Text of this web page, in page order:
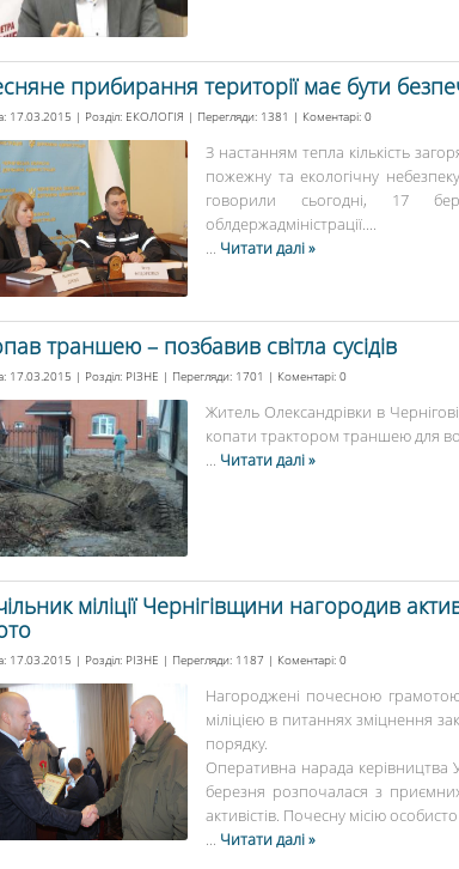
прибирання території має бути
17.03.2015 | Розділ: ЕКОЛОГІЯ | Перегляди: 1381 | Коментарі: 0
З настанням тепла кількість
пожежну та екологічну
говорили сьогодні, 17
облдержадміністрації....
... Читати далі »
траншею – позбавив світла сусідів
17.03.2015 | Розділ: РІЗНЕ | Перегляди: 1701 | Коментарі: 0
Житель Олександрівки в
копати трактором траншею для
... Читати далі »
міліції Чернігівщини нагородив
17.03.2015 | Розділ: РІЗНЕ | Перегляди: 1187 | Коментарі: 0
Нагороджені почесною
міліцією в питаннях зміцнення
порядку.
Оперативна нарада керівництва
березня розпочалася з
активістів. Почесну місію
... Читати далі »